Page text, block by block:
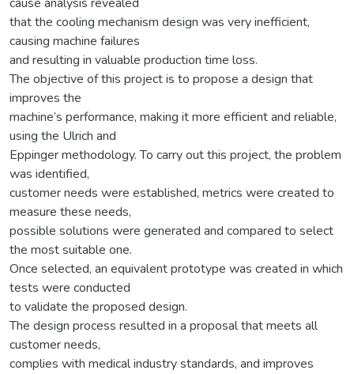
that the cooling mechanism design was very inefficient,
causing machine failures
and resulting in valuable production time loss.
The objective of this project is to propose a design that
improves the
machine’s performance, making it more efficient and reliable,
using the Ulrich and
Eppinger methodology. To carry out this project, the problem
was identified,
customer needs were established, metrics were created to
measure these needs,
possible solutions were generated and compared to select
the most suitable one.
Once selected, an equivalent prototype was created in which
tests were conducted
to validate the proposed design.
The design process resulted in a proposal that meets all
customer needs,
complies with medical industry standards, and improves